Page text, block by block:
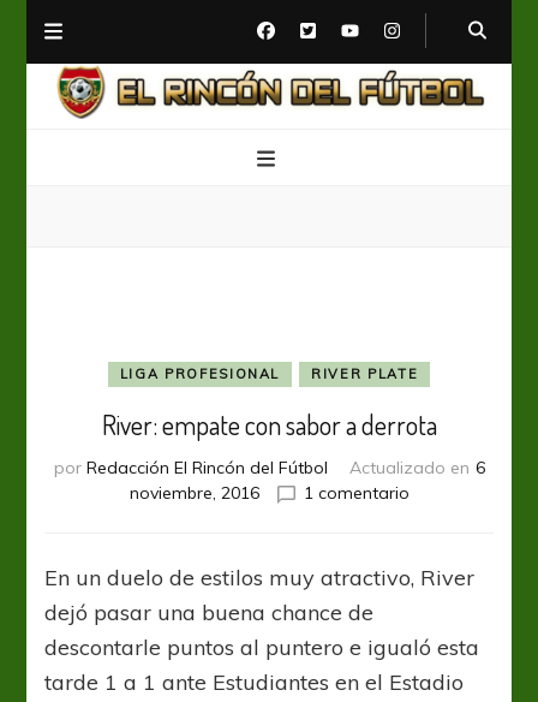
LIGA PROFESIONAL RIVER PLATE
River: empate con sabor a derrota
por Redacción El Rincón del Fútbol Actualizado en 6
noviembre, 2016
1 comentarioen
con
sabor
derrota
En un duelo de estilos muy atractivo, River
dejó pasar una buena chance de
descontarle puntos al puntero e igualó esta
tarde 1 a 1 ante Estudiantes en el Estadio